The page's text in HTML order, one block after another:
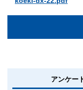
アンケー